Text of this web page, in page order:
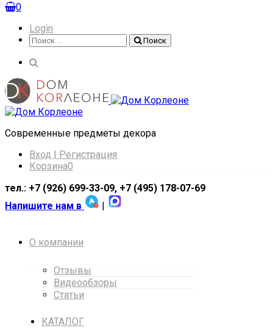
0
Login
Поиск
Поиск
Cовременные предметы декора
Вход | Регистрация
Корзина0
тел.: +7 (926) 699-33-09, +7 (495) 178-07-69
Напишите нам в
|
О компании
Отзывы
Видеообзоры
Статьи
КАТАЛОГ